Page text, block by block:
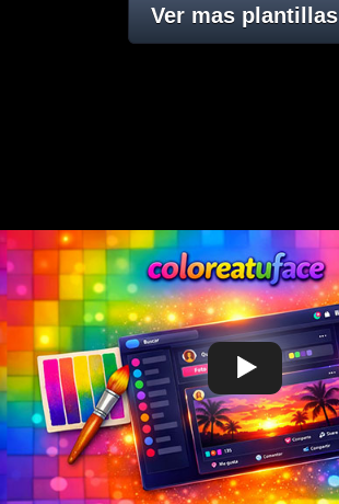
Ver mas plantillas